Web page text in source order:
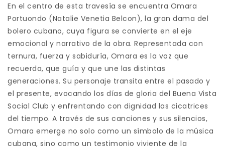
En el centro de esta travesía se encuentra Omara
Portuondo (Natalie Venetia Belcon), la gran dama del
bolero cubano, cuya figura se convierte en el eje
emocional y narrativo de la obra. Representada con
ternura, fuerza y sabiduría, Omara es la voz que
recuerda, que guía y que une las distintas
generaciones. Su personaje transita entre el pasado y
el presente, evocando los días de gloria del Buena Vista
Social Club y enfrentando con dignidad las cicatrices
del tiempo. A través de sus canciones y sus silencios,
Omara emerge no solo como un símbolo de la música
cubana, sino como un testimonio viviente de la